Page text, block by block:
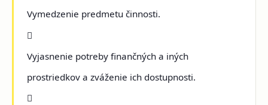
Vymedzenie predmetu činnosti.

Vyjasnenie potreby finančných a iných
prostriedkov a zváženie ich dostupnosti.
